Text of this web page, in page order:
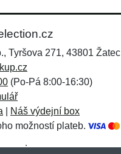
Tyršova 271, 43801 Žatec
(Po-Pá 8:00-16:30)
Náš výdejní box
možností plateb.